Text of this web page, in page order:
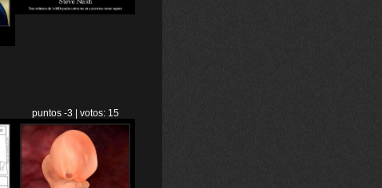
puntos -3 | votos: 15